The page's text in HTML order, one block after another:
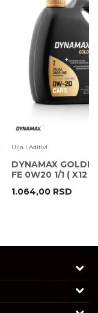
Ulja i Aditivi
DYNAMAX
FE 0W20 1/1 ( X12 )
1.064,00 RSD